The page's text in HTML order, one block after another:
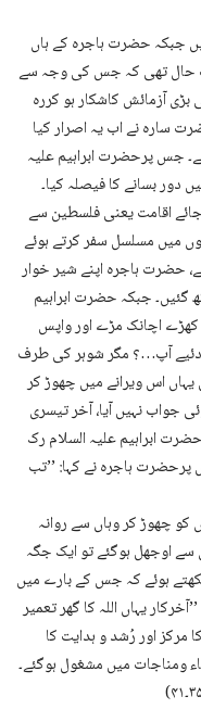
جبکہ حضرت ہاجرہ کے ہاں
حال تھی کہ جس کی وجہ سے
آزمائش کاشکار ہو کررہ
سارہ نے اب یہ اصرار کیا
جس پرحضرت ابراہیم علیہ
دور بسانے کا فیصلہ کیا۔
اقامت یعنی فلسطین سے
میں مسلسل سفر کرتے ہوئے
حضرت ہاجرہ اپنے شیر خوار
گئیں۔ جبکہ حضرت ابراہیم
کھڑے اچانک مڑے اور واپس
آپ…؟ مگر شوہر کی طرف
اس ویرانے میں چھوڑ کر
جواب نہیں آیا، آخر تیسری
ابراہیم علیہ السلام رک
پرحضرت ہاجرہ نے کہا: ’’تب
کو چھوڑ کر وہاں سے روانہ
اوجھل ہوگئے تو ایک جگہ
ہوئے کہ جس کے بارے میں
یہاں اللہ کا گھر تعمیر
مرکز اور رُشد و ہدایت کا
ومناجات میں مشغول ہوگئے۔